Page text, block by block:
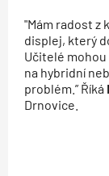
"Mám radost z
displej, který
Učitelé
na hybridní
problém.” Říká
Drnovice.